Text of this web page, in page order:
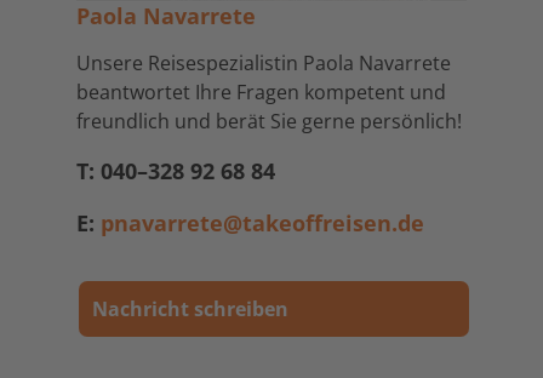
Paola Navarrete
Unsere Reisespezialistin Paola Navarrete
beantwortet Ihre Fragen kompetent und
freundlich und berät Sie gerne persönlich!
T: 040–328 92 68 84
E: pnavarrete@takeoffreisen.de
Nachricht schreiben